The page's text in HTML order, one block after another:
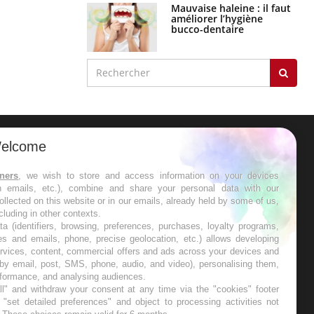
Mauvaise haleine : il faut
améliorer l’hygiène
bucco-dentaire
les semaines les meilleures
, we wish to store and access information on your devices
emails, etc.), combine and share your personal data with our
on this website or in our emails, already held by some of us,
in other contexts.
(identifiers, browsing, preferences, purchases, loyalty programs,
and emails, phone, precise geolocation, etc.) allows developing
content, commercial offers and ads across your devices and
email, post, SMS, phone, audio, and video), personalising them,
and analysing audiences.
and withdraw your consent at any time via the "cookies" footer
detailed preferences" and object to processing activities not